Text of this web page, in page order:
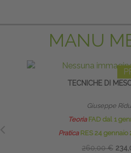
MANU
TECNICHE DI
Giuseppe
Teoria FAD dal 1
PraticaRES 24 gennaio
260,00 €